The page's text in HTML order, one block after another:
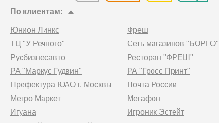
По клиентам:
Юнион Линкс
Фреш
ТЦ "У Речного"
Сеть магазинов "БОРГО"
Русбизнесавто
Ресторан "ФРЕШ"
РА "Маркус Гудвин"
РА "Гросс Принт"
Префектура ЮАО г. Москвы
Почта России
Метро Маркет
Мегафон
Игуана
Игроник Эстейт